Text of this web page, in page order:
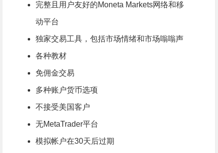
完整且用户友好的Moneta Markets网络和移
动平台
独家交易工具，包括市场情绪和市场嗡嗡声
各种教材
免佣金交易
多种账户货币选项
不接受美国客户
无MetaTrader平台
模拟帐户在30天后过期